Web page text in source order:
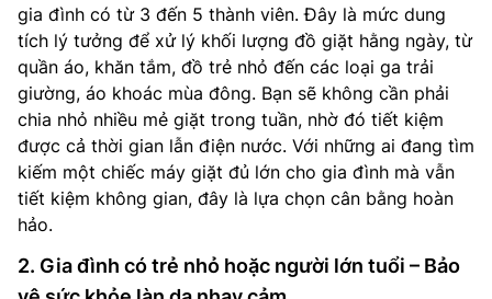
gia đình có từ 3 đến 5 thành viên. Đây là mức dung
tích lý tưởng để xử lý khối lượng đồ giặt hằng ngày, từ
quần áo, khăn tắm, đồ trẻ nhỏ đến các loại ga trải
giường, áo khoác mùa đông. Bạn sẽ không cần phải
chia nhỏ nhiều mẻ giặt trong tuần, nhờ đó tiết kiệm
được cả thời gian lẫn điện nước. Với những ai đang tìm
kiếm một chiếc máy giặt đủ lớn cho gia đình mà vẫn
tiết kiệm không gian, đây là lựa chọn cân bằng hoàn
hảo.
2. Gia đình có trẻ nhỏ hoặc người lớn tuổi – Bảo